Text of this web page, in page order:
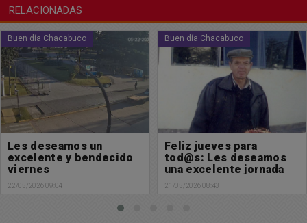
RELACIONADAS
Buen día Chacabuco
Feliz jueves para
tod@s: Les deseamos
una excelente jornada
21/05/2026 08:43
Buen día Chacabuco
Muy feliz comienzo de
semana para tod@s
18/05/2026 08:43